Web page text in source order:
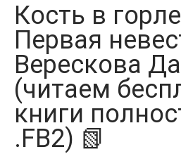
ЗАКЛАДКИ
Кость в
Первая
Верескова
(читаем
книги
.FB2) 📗